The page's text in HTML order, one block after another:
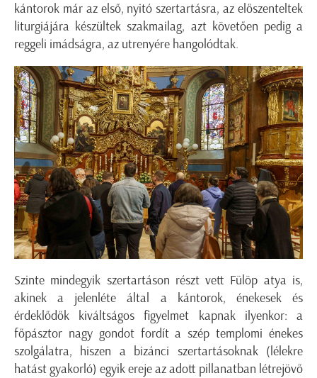
kántorok már az első, nyitó szertartásra, az előszenteltek
liturgiájára készültek szakmailag, azt követően pedig a
reggeli imádságra, az utrenyére hangolódtak.
Szinte mindegyik szertartáson részt vett Fülöp atya is,
akinek a jelenléte által a kántorok, énekesek és
érdeklődők kiváltságos figyelmet kapnak ilyenkor: a
főpásztor nagy gondot fordít a szép templomi énekes
szolgálatra, hiszen a bizánci szertartásoknak (lélekre
hatást gyakorló) egyik ereje az adott pillanatban létrejövő